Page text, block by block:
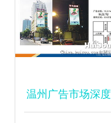
温州广告市场深度